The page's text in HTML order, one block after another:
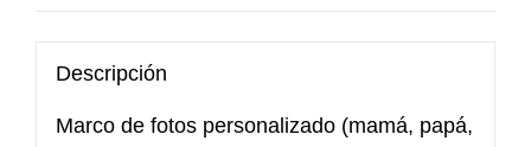
Descripción
Marco de fotos personalizado (mamá, papá,